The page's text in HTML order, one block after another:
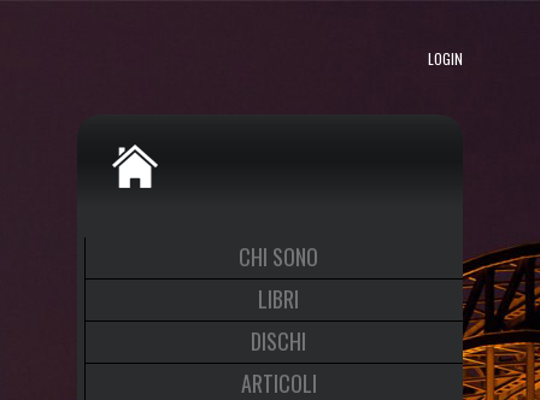
LOGIN
CHI SONO
LIBRI
DISCHI
ARTICOLI